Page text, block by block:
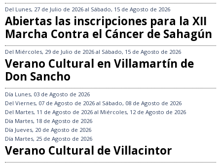
Del Lunes, 27 de Julio de 2026 al Sábado, 15 de Agosto de 2026
Abiertas las inscripciones para la XII
Marcha Contra el Cáncer de Sahagún
Del Miércoles, 29 de Julio de 2026 al Sábado, 15 de Agosto de 2026
Verano Cultural en Villamartín de
Don Sancho
Día Lunes, 03 de Agosto de 2026
Del Viernes, 07 de Agosto de 2026 al Sábado, 08 de Agosto de 2026
Del Martes, 11 de Agosto de 2026 al Miércoles, 12 de Agosto de 2026
Día Martes, 18 de Agosto de 2026
Día Jueves, 20 de Agosto de 2026
Día Martes, 25 de Agosto de 2026
Verano Cultural de Villacintor